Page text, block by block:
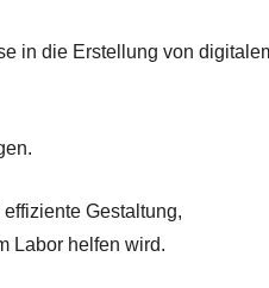
in die Erstellung von
Gestaltung,
Labor helfen wird.